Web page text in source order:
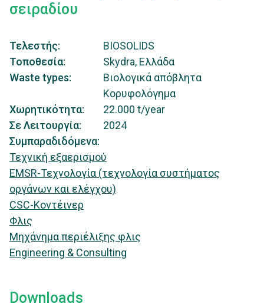
σειραδίου
Τελεστής
BIOSOLIDS
Τοποθεσία
Skydra, Ελλάδα
Waste types
Βιολογικά απόβλητα
Κορυφολόγημα
Χωρητικότητα
22.000 t/year
Σε Λειτουργία
2024
Συμπαραδιδόμενα
Τεχνική εξαερισμού
EMSR-Τεχνολογία (τεχνολογία συστήματος
οργάνων και ελέγχου)
CSC-Κοντέινερ
Φλις
Μηχάνημα περιέλιξης φλις
Engineering & Consulting
Downloads